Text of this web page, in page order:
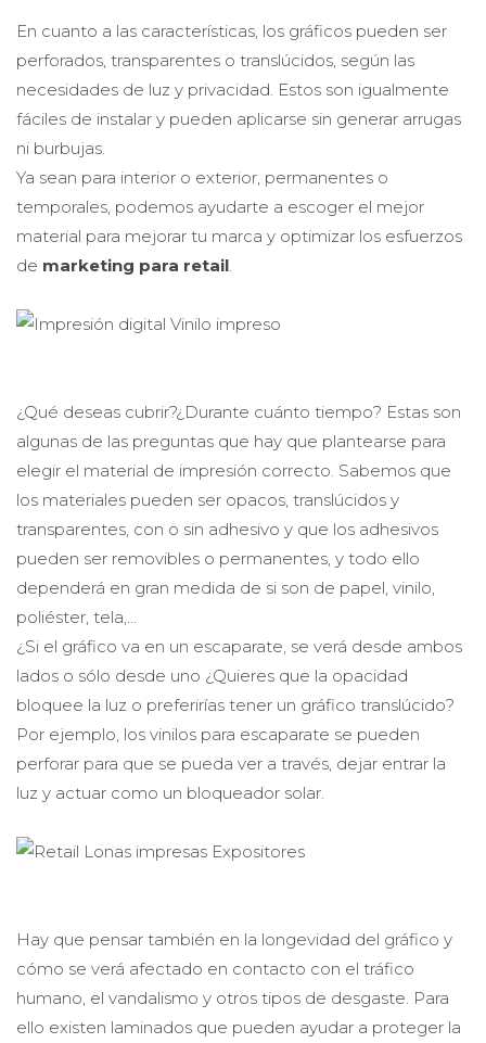
En cuanto a las características, los gráficos pueden ser
perforados, transparentes o translúcidos, según las
necesidades de luz y privacidad. Estos son igualmente
fáciles de instalar y pueden aplicarse sin generar arrugas
ni burbujas.
Ya sean para interior o exterior, permanentes o
temporales, podemos ayudarte a escoger el mejor
material para mejorar tu marca y optimizar los esfuerzos
de marketing para retail.
¿Qué deseas cubrir?¿Durante cuánto tiempo? Estas son
algunas de las preguntas que hay que plantearse para
elegir el material de impresión correcto. Sabemos que
los materiales pueden ser opacos, translúcidos y
transparentes, con o sin adhesivo y que los adhesivos
pueden ser removibles o permanentes, y todo ello
dependerá en gran medida de si son de papel, vinilo,
poliéster, tela,…
¿Si el gráfico va en un escaparate, se verá desde ambos
lados o sólo desde uno ¿Quieres que la opacidad
bloquee la luz o preferirías tener un gráfico translúcido?
Por ejemplo, los vinilos para escaparate se pueden
perforar para que se pueda ver a través, dejar entrar la
luz y actuar como un bloqueador solar.
Hay que pensar también en la longevidad del gráfico y
cómo se verá afectado en contacto con el tráfico
humano, el vandalismo y otros tipos de desgaste. Para
ello existen laminados que pueden ayudar a proteger la